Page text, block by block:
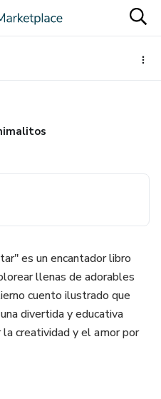
es un encantador libro
llenas de adorables
cuento ilustrado que
divertida y educativa
creatividad y el amor por